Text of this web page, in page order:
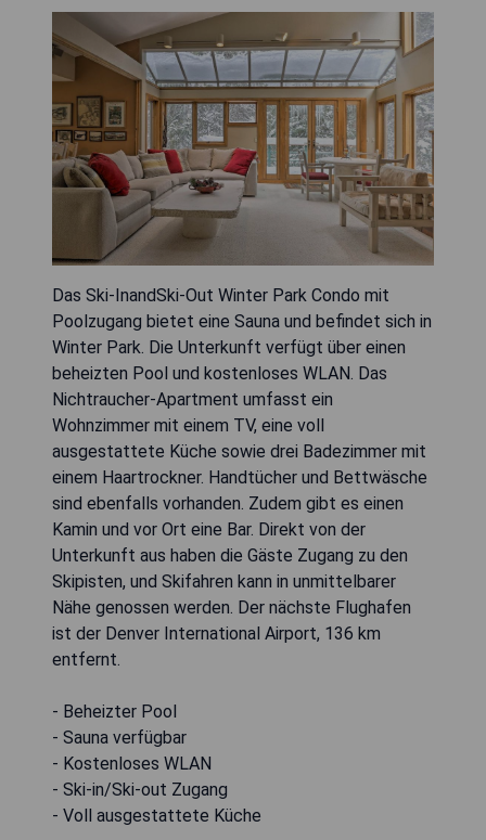
Das Ski-InandSki-Out Winter Park Condo mit
Poolzugang bietet eine Sauna und befindet sich in
Winter Park. Die Unterkunft verfügt über einen
beheizten Pool und kostenloses WLAN. Das
Nichtraucher-Apartment umfasst ein
Wohnzimmer mit einem TV, eine voll
ausgestattete Küche sowie drei Badezimmer mit
einem Haartrockner. Handtücher und Bettwäsche
sind ebenfalls vorhanden. Zudem gibt es einen
Kamin und vor Ort eine Bar. Direkt von der
Unterkunft aus haben die Gäste Zugang zu den
Skipisten, und Skifahren kann in unmittelbarer
Nähe genossen werden. Der nächste Flughafen
ist der Denver International Airport, 136 km
entfernt.
- Beheizter Pool
- Sauna verfügbar
- Kostenloses WLAN
- Ski-in/Ski-out Zugang
- Voll ausgestattete Küche